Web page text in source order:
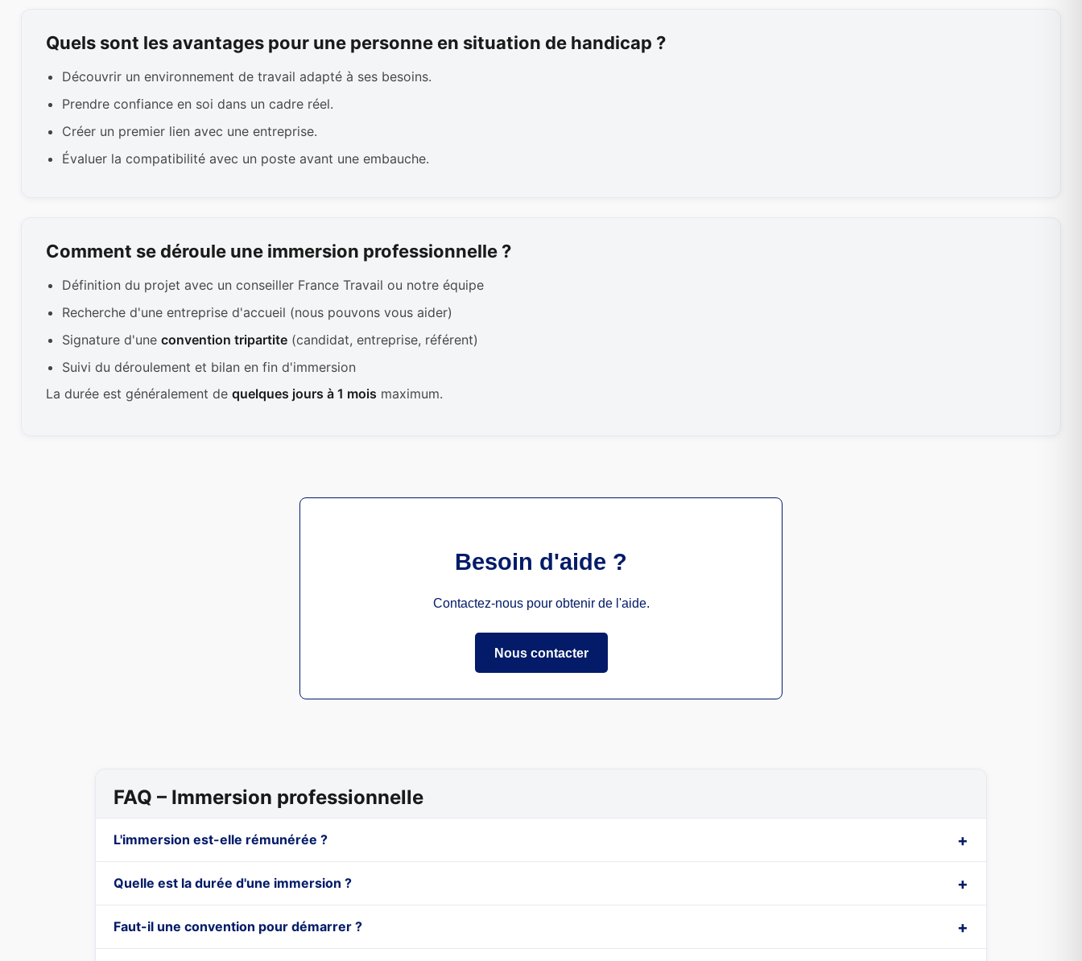
Quels sont les avantages pour une personne en situation de handicap ?
Découvrir un environnement de travail adapté à ses besoins.
Prendre confiance en soi dans un cadre réel.
Créer un premier lien avec une entreprise.
Évaluer la compatibilité avec un poste avant une embauche.
Comment se déroule une immersion professionnelle ?
Définition du projet avec un conseiller France Travail ou notre équipe
Recherche d'une entreprise d'accueil (nous pouvons vous aider)
Signature d'une convention tripartite (candidat, entreprise, référent)
Suivi du déroulement et bilan en fin d'immersion
La durée est généralement de quelques jours à 1 mois maximum.
Besoin d'aide ?
Contactez-nous pour obtenir de l'aide.
Nous contacter
FAQ – Immersion professionnelle
L'immersion est-elle rémunérée ?
Quelle est la durée d'une immersion ?
Faut-il une convention pour démarrer ?